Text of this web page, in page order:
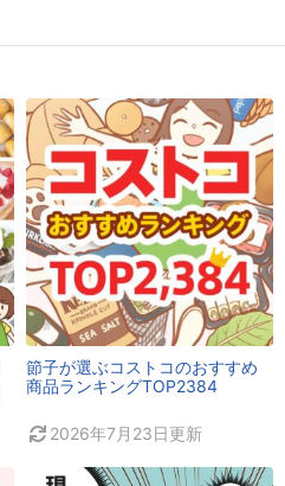
節子が選ぶコストコのおすすめ
商品ランキングTOP2384
2026年7月23日更新